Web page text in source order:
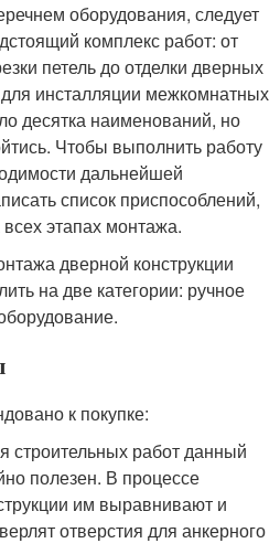
оборудования, следует
комплекс работ: от
петель до отделки дверных
инсталляции межкомнатных
десятка наименований, но
Чтобы выполнить работу
дальнейшей
список приспособлений,
этапах монтажа.
дверной конструкции
на две категории: ручное
к покупке:
работ данный
полезен. В процессе
им выравнивают и
отверстия для анкерного